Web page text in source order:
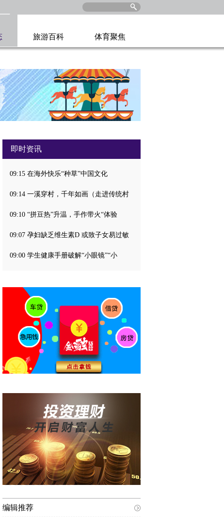
旅游百科 体育聚焦
即时资讯
09:15 在海外快乐“种草”中国文化
09:14 一溪穿村，千年如画（走进传统村
09:10 “拼豆热”升温，手作带火“体验
09:07 孕妇缺乏维生素D 或致子女易过敏
09:00 学生健康手册破解“小眼镜”“小
编辑推荐